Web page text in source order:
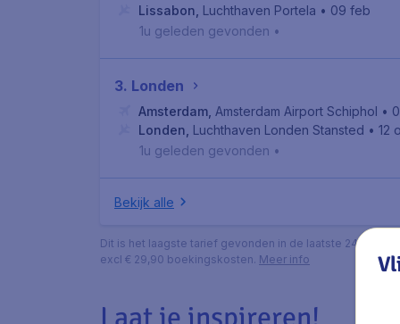
Lissabon Luchthaven Portela • 09 feb
1u geleden gevonden •
3. Londen
Amsterdam Amsterdam Airport Schiphol •
Londen Luchthaven Londen Stansted • 12
1u geleden gevonden •
Bekijk alle
Dit is het laagste tarief gevonden in de laatste 24 uur
excl € 29,90 boekingskosten. Meer info